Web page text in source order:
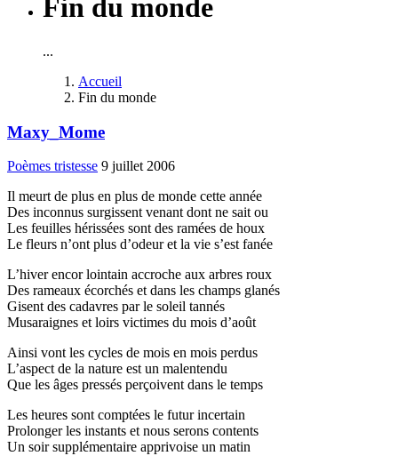
Fin du monde
...
Accueil
Fin du monde
Maxy_Mome
Poèmes tristesse 9 juillet 2006
Il meurt de plus en plus de monde cette année
Des inconnus surgissent venant dont ne sait ou
Les feuilles hérissées sont des ramées de houx
Le fleurs n’ont plus d’odeur et la vie s’est fanée
L’hiver encor lointain accroche aux arbres roux
Des rameaux écorchés et dans les champs glanés
Gisent des cadavres par le soleil tannés
Musaraignes et loirs victimes du mois d’août
Ainsi vont les cycles de mois en mois perdus
L’aspect de la nature est un malentendu
Que les âges pressés perçoivent dans le temps
Les heures sont comptées le futur incertain
Prolonger les instants et nous serons contents
Un soir supplémentaire apprivoise un matin